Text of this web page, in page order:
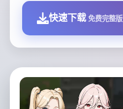
快速下载 免费完整版